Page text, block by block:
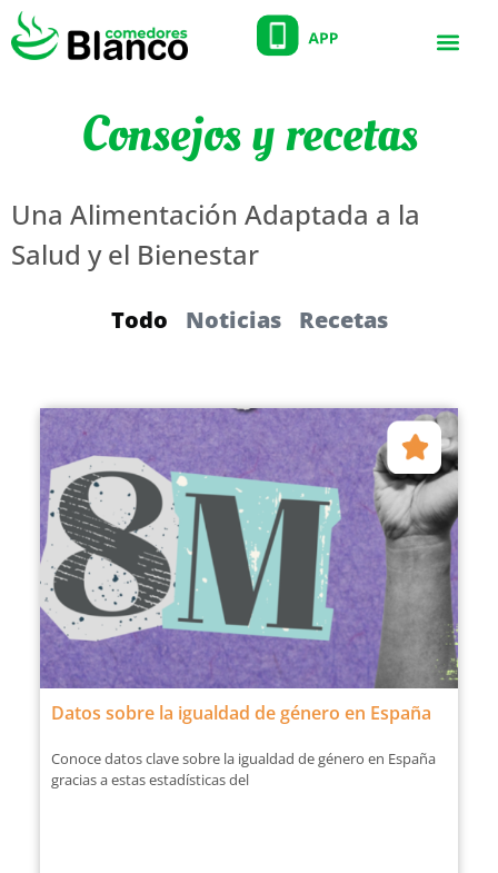
Consejos y recetas
Una Alimentación Adaptada a la
Salud y el Bienestar
Noticias Recetas
Todo
Datos sobre la igualdad de género en España
Conoce datos clave sobre la igualdad de género en España
gracias a estas estadísticas del